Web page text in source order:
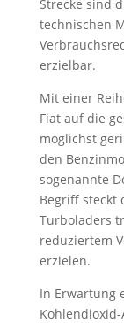
Strecke sind
technischen
erzielbar.
Mit einer
Fiat auf die
möglichst
den
sogenannte
Begriff steckt
Turboladers
reduziertem
erzielen.
In Erwartung